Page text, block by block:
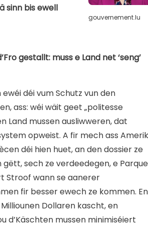
gouvernement.lu
sinn bis ewell
gestallt: muss e Land net ‘seng’
déi vum Schutz vun den
ass: wéi wäit geet „politesse
Land mussen ausliwweren, dat
opweist. A fir mech ass
déi hien huet, an den dossier ze
sech ze verdeedegen, e
Stroof wann se aanerer
fir besser ewech ze kommen.
Dollaren kascht, en
d’Käschten mussen minimiséiert